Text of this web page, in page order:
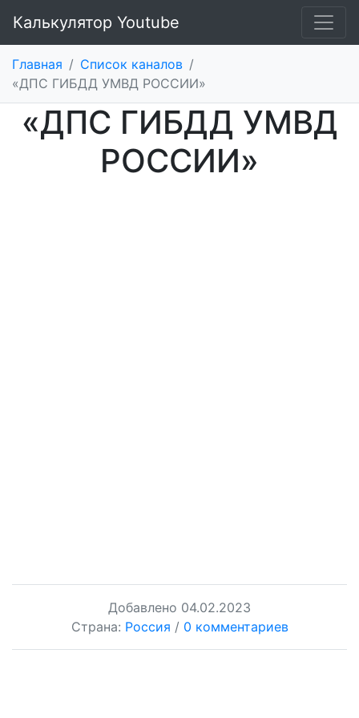
Калькулятор Youtube
Главная / Список каналов /
«ДПС ГИБДД УМВД РОССИИ»
«ДПС ГИБДД УМВД
РОССИИ»
Добавлено 04.02.2023
Страна: Россия / 0 комментариев